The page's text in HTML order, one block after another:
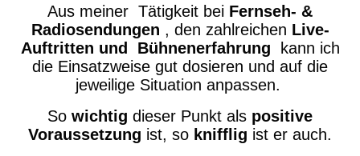
Aus meiner Tätigkeit bei Fernseh- &
Radiosendungen , den zahlreichen Live-
Auftritten und
Bühnenerfahrung
kann ich
die Einsatzweise gut dosieren und auf die
jeweilige Situation anpassen.
So wichtig dieser Punkt als positive
Voraussetzung ist, so knifflig ist er auch.